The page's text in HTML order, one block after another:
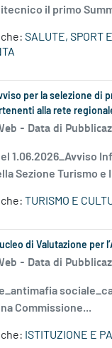
il primo
SALUTE, SPORT
per la selezione
alla rete
- Data di
1.06.2026_Avviso
Sezione Turismo e
TURISMO E
di Valutazione per
- Data di
Commissione...
ISTITUZIONE E